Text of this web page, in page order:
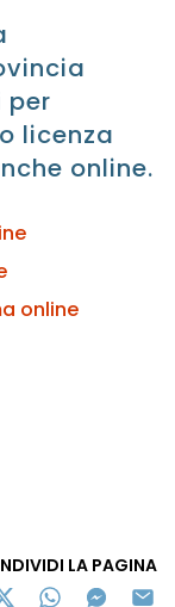
per
licenza
online.
online
LA PAGINA